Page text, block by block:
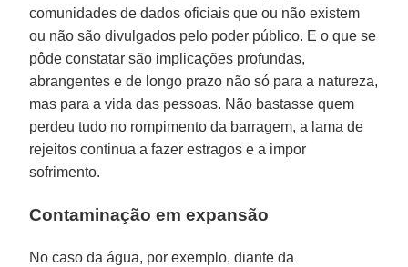
comunidades de dados oficiais que ou não existem
ou não são divulgados pelo poder público. E o que se
pôde constatar são implicações profundas,
abrangentes e de longo prazo não só para a natureza,
mas para a vida das pessoas. Não bastasse quem
perdeu tudo no rompimento da barragem, a lama de
rejeitos continua a fazer estragos e a impor
sofrimento.
Contaminação em expansão
No caso da água, por exemplo, diante da